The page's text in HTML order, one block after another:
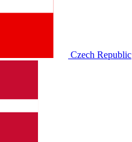
Czech Republic